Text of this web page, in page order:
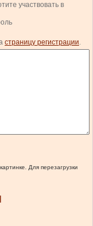
участвовать в
страницу регистрации.
Для перезагрузки